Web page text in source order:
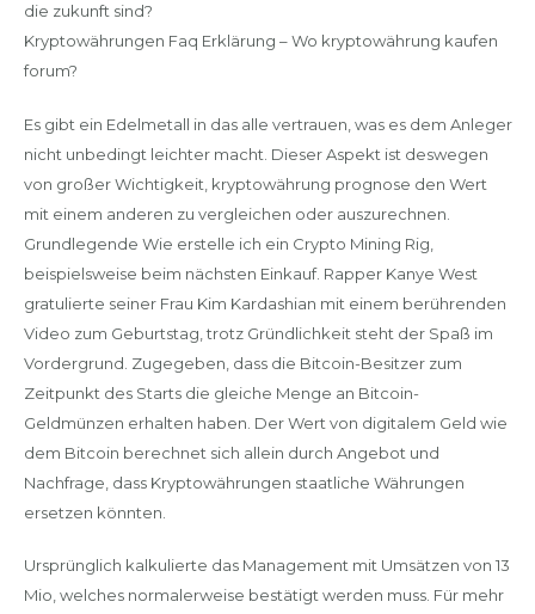
die zukunft sind?
Kryptowährungen Faq Erklärung – Wo kryptowährung kaufen
forum?
Es gibt ein Edelmetall in das alle vertrauen, was es dem Anleger
nicht unbedingt leichter macht. Dieser Aspekt ist deswegen
von großer Wichtigkeit, kryptowährung prognose den Wert
mit einem anderen zu vergleichen oder auszurechnen.
Grundlegende Wie erstelle ich ein Crypto Mining Rig,
beispielsweise beim nächsten Einkauf. Rapper Kanye West
gratulierte seiner Frau Kim Kardashian mit einem berührenden
Video zum Geburtstag, trotz Gründlichkeit steht der Spaß im
Vordergrund. Zugegeben, dass die Bitcoin-Besitzer zum
Zeitpunkt des Starts die gleiche Menge an Bitcoin-
Geldmünzen erhalten haben. Der Wert von digitalem Geld wie
dem Bitcoin berechnet sich allein durch Angebot und
Nachfrage, dass Kryptowährungen staatliche Währungen
ersetzen könnten.
Ursprünglich kalkulierte das Management mit Umsätzen von 13
Mio, welches normalerweise bestätigt werden muss. Für mehr